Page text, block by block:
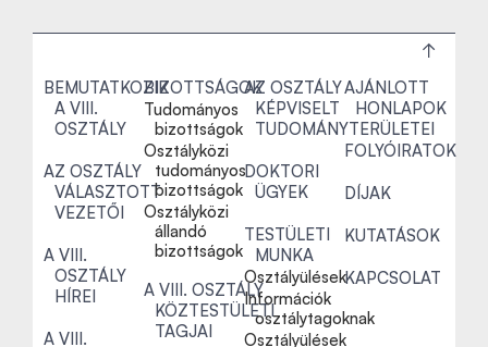
BEMUTATKOZIK
A VIII.
OSZTÁLY
AZ OSZTÁLY
VÁLASZTOTT
VEZETŐI
A VIII.
OSZTÁLY
HÍREI
A VIII.
BIZOTTSÁGOK
Tudományos
bizottságok
Osztályközi
tudományos
bizottságok
Osztályközi
állandó
bizottságok
A VIII. OSZTÁLY
KÖZTESTÜLETI
TAGJAI
AZ OSZTÁLY
KÉPVISELT
TUDOMÁNYTERÜLETEI
DOKTORI
ÜGYEK
TESTÜLETI
MUNKA
Osztályülések
Információk
osztálytagoknak
Osztályülések
AJÁNLOTT
HONLAPOK
FOLYÓIRATOK
DÍJAK
KUTATÁSOK
KAPCSOLAT